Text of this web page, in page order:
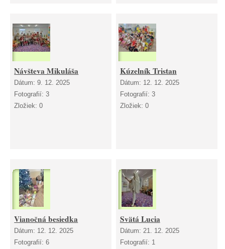
Návšteva Mikuláša
Dátum:9. 12. 2025
Fotografií:3
Zložiek:0
Kúzelník Tristan
Dátum: 12. 12. 2025
Fotografií: 3
Zložiek: 0
Vianočná besiedka
Dátum: 12. 12. 2025
Fotografií:6
Svätá Lucia
Dátum: 21. 12. 2025
Fotografií: 1